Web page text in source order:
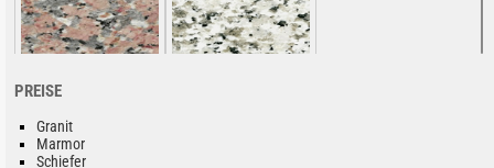
Rosa Porrino M
PREISE
Granit
Marmor
Schiefer